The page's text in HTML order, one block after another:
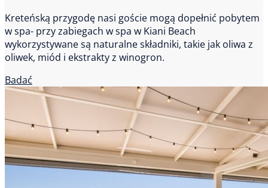
Kreteńską przygodę nasi goście mogą dopełnić pobytem
w spa- przy zabiegach w spa w Kiani Beach
wykorzystywane są naturalne składniki, takie jak oliwa z
oliwek, miód i ekstrakty z winogron.
Badać